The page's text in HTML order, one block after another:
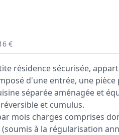
€
résidence sécurisée,
d'une entrée, une
séparée aménagée et
et cumulus.
mois charges comprises
à la régularisation